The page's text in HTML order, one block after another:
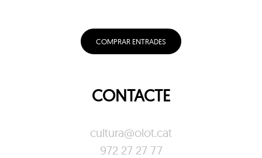
COMPRAR ENTRADES
CONTACTE
cultura@olot.cat
972 27 27 77